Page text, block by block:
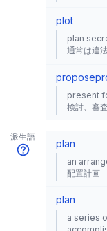
plot
plan
通常は違
propose
present
検討、審
派生語
plan
an
配置計画
plan
a series